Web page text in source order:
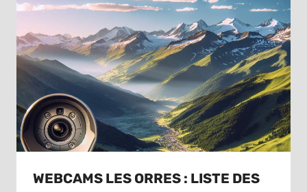
WEBCAMS LES ORRES : LISTE DES